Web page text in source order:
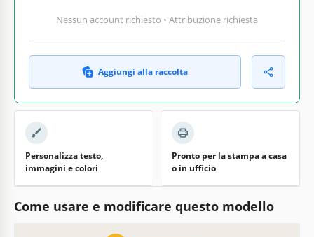
Nessun account richiesto • Attribuzione richiesta
Aggiungi alla raccolta
Personalizza testo,
immagini e colori
Pronto per la stampa a casa
o in ufficio
Come usare e modificare questo modello